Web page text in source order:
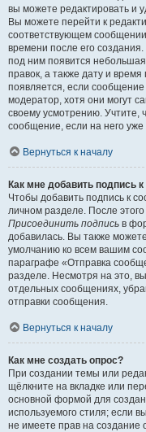
вы можете редактировать и
Вы можете перейти к
соответствующем
времени после его
под ним появится
правок, а также дату и
появляется, если
модератор, хотя они могут
своему усмотрению. Учтите,
сообщение, если на него уже
Вернуться к началу
Как мне добавить подпись
Чтобы добавить подпись к
личном разделе. После
Присоединить подпись в
добавилась. Вы также
умолчанию ко всем вашим
параграфе «Отправка
разделе. Несмотря на это,
отдельных сообщениях,
отправки сообщения.
Вернуться к началу
Как мне создать опрос?
При создании темы или
щёлкните на вкладке или
основной формой для
используемого стиля; если
не имеете прав на создание